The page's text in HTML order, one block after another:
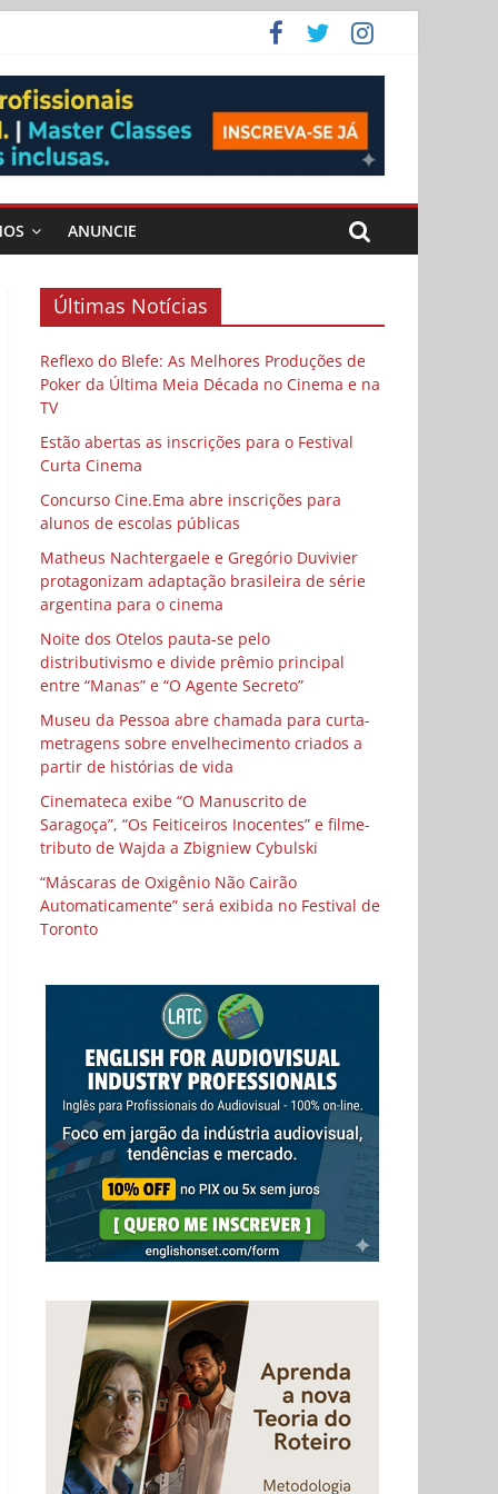
ANUNCIE
Últimas Notícias
Reflexo do Blefe: As Melhores Produções de
Poker da Última Meia Década no Cinema e na
TV
Estão abertas as inscrições para o Festival
Curta Cinema
Concurso Cine.Ema abre inscrições para
alunos de escolas públicas
Matheus Nachtergaele e Gregório Duvivier
protagonizam adaptação brasileira de série
argentina para o cinema
Noite dos Otelos pauta-se pelo
distributivismo e divide prêmio principal
entre “Manas” e “O Agente Secreto”
Museu da Pessoa abre chamada para curta-
metragens sobre envelhecimento criados a
partir de histórias de vida
Cinemateca exibe “O Manuscrito de
Saragoça”, “Os Feiticeiros Inocentes” e filme-
tributo de Wajda a Zbigniew Cybulski
“Máscaras de Oxigênio Não Cairão
Automaticamente” será exibida no Festival de
Toronto